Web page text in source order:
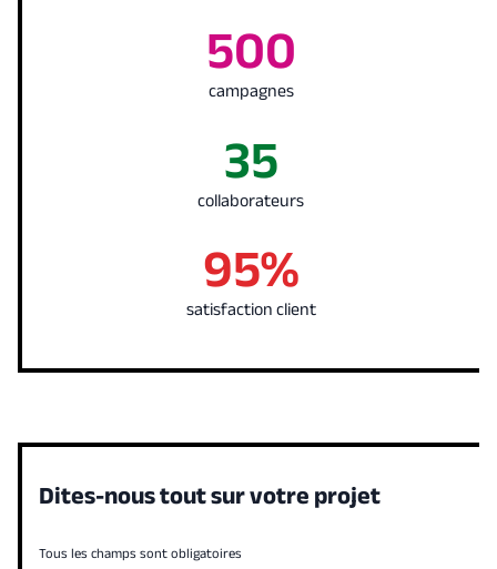
500
campagnes
35
collaborateurs
95%
satisfaction client
Dites-nous tout sur votre projet
Tous les champs sont obligatoires